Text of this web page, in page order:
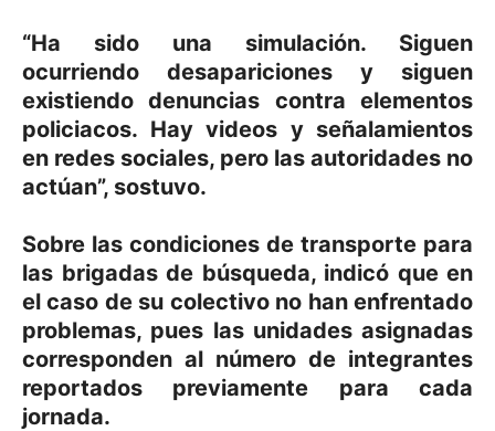
“Ha sido una simulación. Siguen
ocurriendo desapariciones y siguen
existiendo denuncias contra elementos
policiacos. Hay videos y señalamientos
en redes sociales, pero las autoridades no
actúan”, sostuvo.
Sobre las condiciones de transporte para
las brigadas de búsqueda, indicó que en
el caso de su colectivo no han enfrentado
problemas, pues las unidades asignadas
corresponden al número de integrantes
reportados previamente para cada
jornada.